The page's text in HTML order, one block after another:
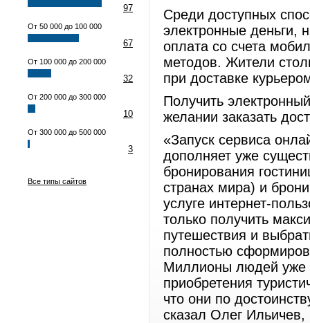
97
От 50 000 до 100 000
67
От 100 000 до 200 000
32
От 200 000 до 300 000
10
От 300 000 до 500 000
3
Все типы сайтов
Среди доступных
электронные деньги,
оплата со счета
методов. Жители
при доставке
Получить
желании заказать
«Запуск сервиса
дополняет уже
бронирования
странах мира) и
услуге интернет-
только получить
путешествия и
полностью
Миллионы людей уже
приобретения
что они по
сказал Олег